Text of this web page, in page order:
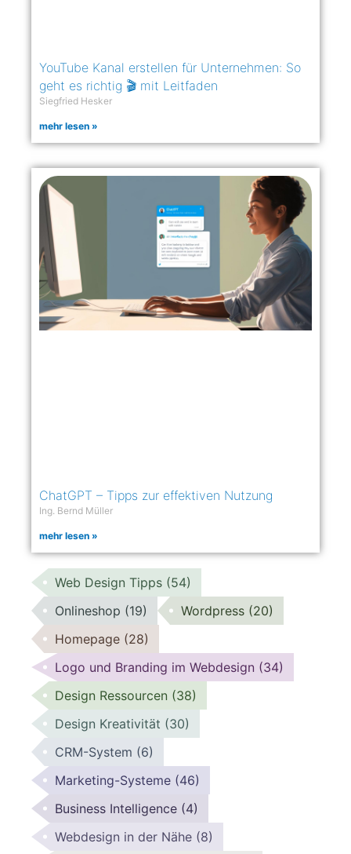
YouTube Kanal erstellen für Unternehmen: So
geht es richtig 🎬 mit Leitfaden
Siegfried Hesker
mehr lesen »
ChatGPT – Tipps zur effektiven Nutzung
Ing. Bernd Müller
mehr lesen »
Web Design Tipps (54)
Onlineshop (19) Wordpress (20)
Homepage (28)
Logo und Branding im Webdesign (34)
Design Ressourcen (38)
Design Kreativität (30)
CRM-System (6)
Marketing-Systeme (46)
Business Intelligence (4)
Webdesign in der Nähe (8)